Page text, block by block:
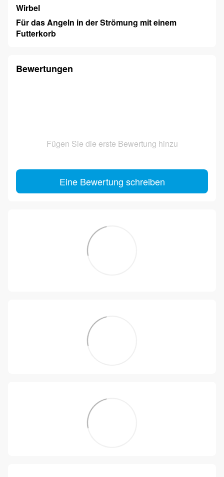
Wirbel
Für das Angeln in der Strömung mit einem
Futterkorb
Bewertungen
Fügen Sie die erste Bewertung hinzu
Eine Bewertung schreiben